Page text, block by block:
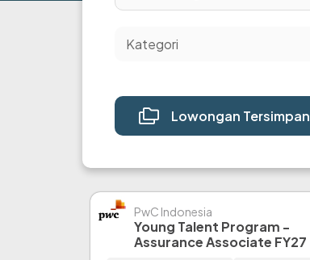
Lowongan Tersimpan
PwC Indonesia
Young Talent Program -
Assurance Associate FY27